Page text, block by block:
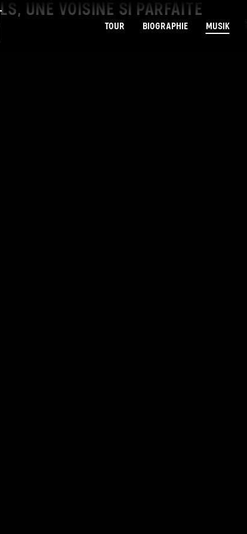
TOUR BIOGRAPHIE MUSIK
UNE VOISINE SI PARFAITE